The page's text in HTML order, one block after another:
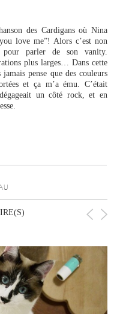
des Cardigans où Nina
love me”! Alors c’est non
parler de son vanity.
plus larges… Dans cette
pense que des couleurs
et ça m’a ému. C’était
un côté rock, et en